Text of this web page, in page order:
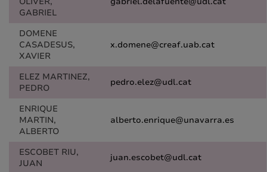
GABRIEL
DOMENE
CASADESUS,
XAVIER
x.domene@creaf.uab.cat
ELEZ MARTINEZ,
PEDRO
pedro.elez@udl.cat
ENRIQUE
MARTIN,
ALBERTO
alberto.enrique@unavarra.es
ESCOBET RIU,
JUAN
juan.escobet@udl.cat